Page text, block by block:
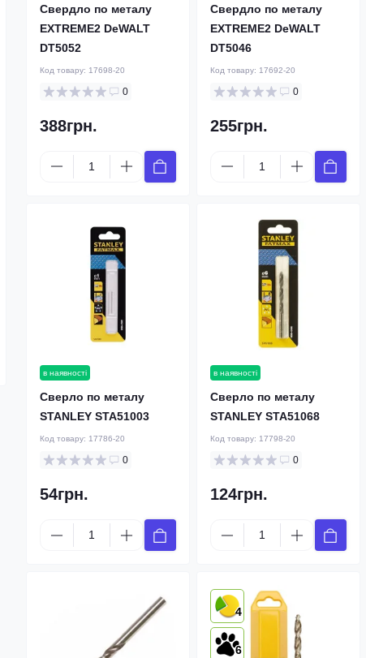
Свердло по металу
EXTREME2 DeWALT
DT5052
Код товару: 17698-20
0
388грн.
Свердло по металу
EXTREME2 DeWALT
DT5046
Код товару: 17692-20
0
255грн.
в наявності
Cверлo по металу
STANLEY STA51003
Код товару: 17786-20
0
54грн.
в наявності
Cверлo по металу
STANLEY STA51068
Код товару: 17798-20
0
124грн.
4
6